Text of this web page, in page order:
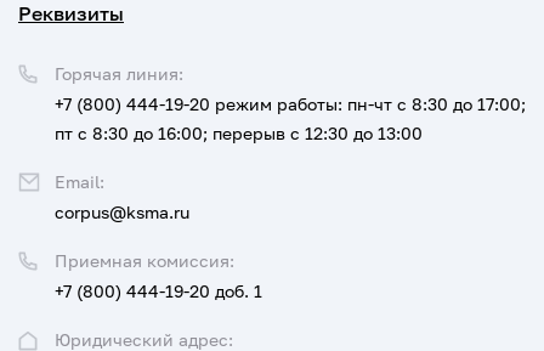
Реквизиты
Юридический адрес:
Приемная комиссия:
+7 (800) 444-19-20 доб. 1
Горячая линия:
+7 (800) 444-19-20 режим работы: пн-чт с 8:30 до 17:00;
пт с 8:30 до 16:00; перерыв с 12:30 до 13:00
Email:
corpus@ksma.ru